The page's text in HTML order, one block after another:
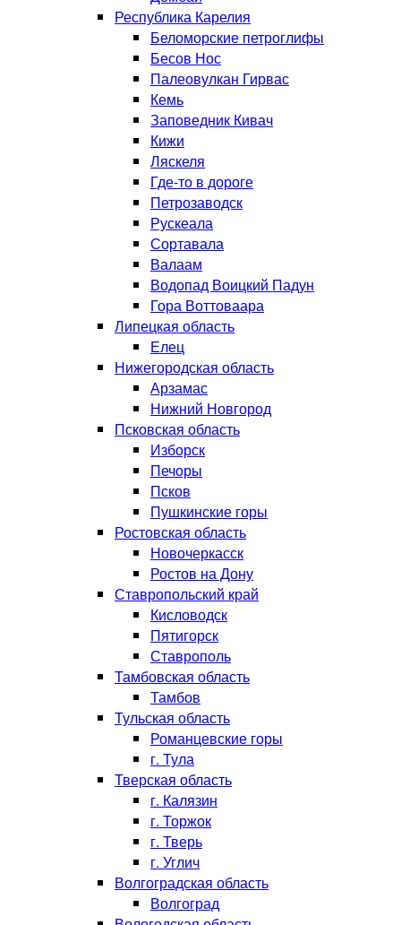
Республика Карелия
Беломорские петроглифы
Бесов Нос
Палеовулкан Гирвас
Кемь
Заповедник Кивач
Кижи
Ляскеля
Где-то в дороге
Петрозаводск
Рускеала
Сортавала
Валаам
Водопад Воицкий Падун
Гора Воттоваара
Липецкая область
Елец
Нижегородская область
Арзамас
Нижний Новгород
Псковская область
Изборск
Печоры
Псков
Пушкинские горы
Ростовская область
Новочеркасск
Ростов на Дону
Ставропольский край
Кисловодск
Пятигорск
Ставрополь
Тамбовская область
Тамбов
Тульская область
Романцевские горы
г. Тула
Тверская область
г. Калязин
г. Торжок
г. Тверь
г. Углич
Волгоградская область
Волгоград